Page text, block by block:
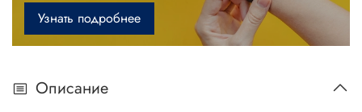
Узнать подробнее
Описание